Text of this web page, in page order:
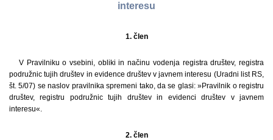
interesu
1. člen
V Pravilniku o vsebini, obliki in načinu vodenja registra društev, registra
podružnic tujih društev in evidence društev v javnem interesu (Uradni list RS,
št. 5/07) se naslov pravilnika spremeni tako, da se glasi: »Pravilnik o registru
društev, registru podružnic tujih društev in evidenci društev v javnem
interesu«.
2. člen